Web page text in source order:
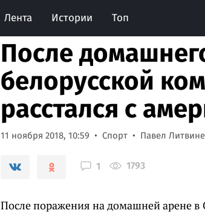
Лента Истории Топ
После
белорусской
расстался с
11 ноября 2018, 10:59 Спорт Павел
1 1793
После поражения на домашней арене в